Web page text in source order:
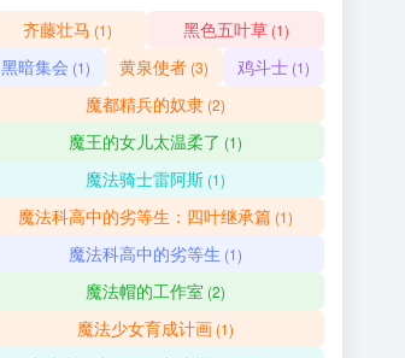
齐藤壮马 (1) 黑色五叶草(1)
黑暗集会 (1) 黄泉使者 (3) 鸡斗士 (1)
魔都精兵的奴隶 (2)
魔王的女儿太温柔了 (1)
魔法骑士雷阿斯 (1)
魔法科高中的劣等生：四叶继承篇 (1)
魔法科高中的劣等生 (1)
魔法帽的工作室 (2)
魔法少女育成计画 (1)